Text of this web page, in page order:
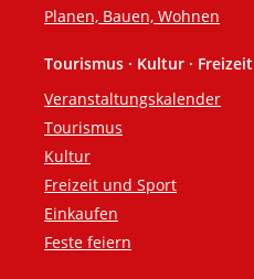
Planen, Bauen, Wohnen
Tourismus · Kultur · Freizeit
Veranstaltungskalender
Tourismus
Kultur
Freizeit und Sport
Einkaufen
Feste feiern